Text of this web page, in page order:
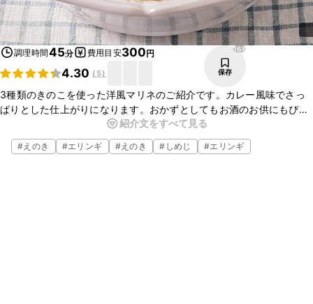
調理時間45分 費用目安300円
4.30 ( 5)
168
保存
3種類のきのこを使った洋風マリネのご紹介です。カレー風味でさっ
ぱりとした仕上がりになります。おかずとしてもお酒のお供にもぴっ
たりです。お好みに合わせて、色々なきのこや野菜を入れてもおいし
くお召し上がりいただけますよ。ぜひ作ってみてくださいね。
紹介文をすべて見る
#えのき #エリンギ #えのき # しめじ #エリンギ